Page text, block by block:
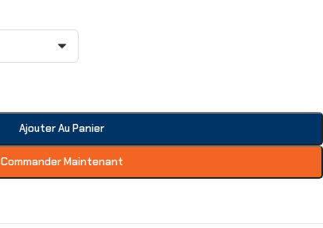
Ajouter Au Panier
Commander Maintenant